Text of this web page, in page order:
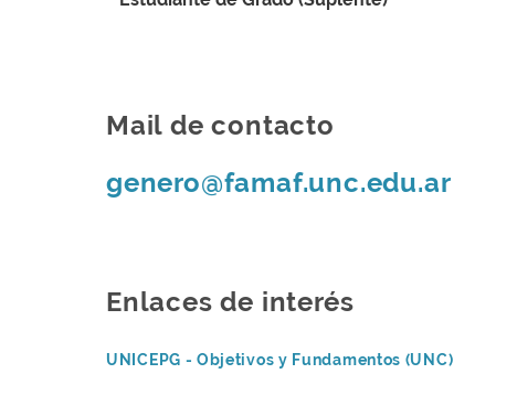
Mail de contacto
genero@famaf.unc.edu.ar
Enlaces de interés
UNICEPG - Objetivos y Fundamentos (UNC)